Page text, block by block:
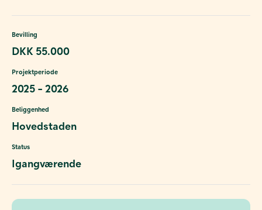
Bevilling
DKK 55.000
Projektperiode
2025 - 2026
Beliggenhed
Hovedstaden
Status
Igangværende